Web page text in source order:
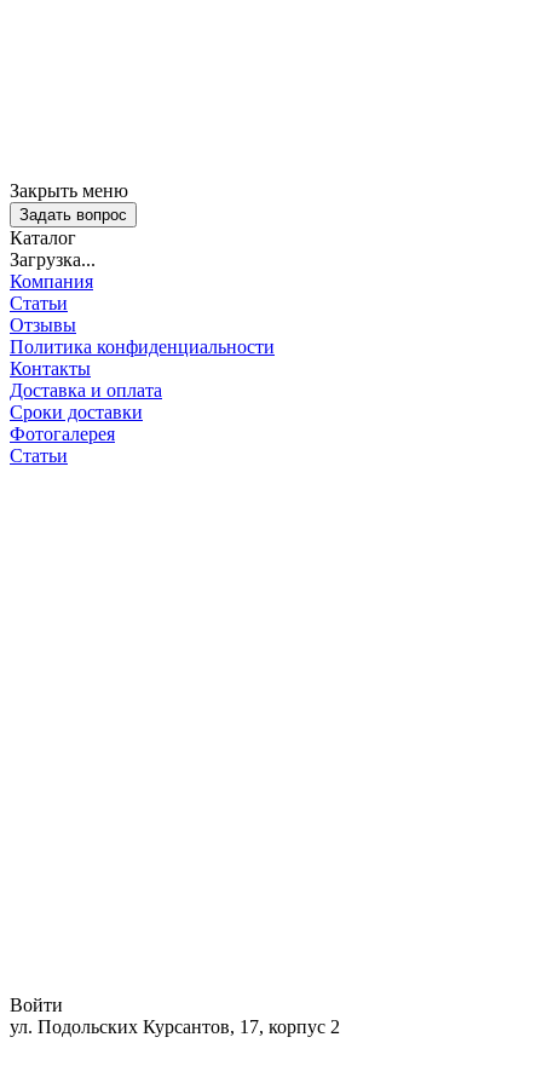
Закрыть меню
Задать вопрос
Каталог
Загрузка...
Компания
Статьи
Отзывы
Политика конфиденциальности
Контакты
Доставка и оплата
Сроки доставки
Фотогалерея
Статьи
Войти
ул. Подольских Курсантов, 17, корпус 2